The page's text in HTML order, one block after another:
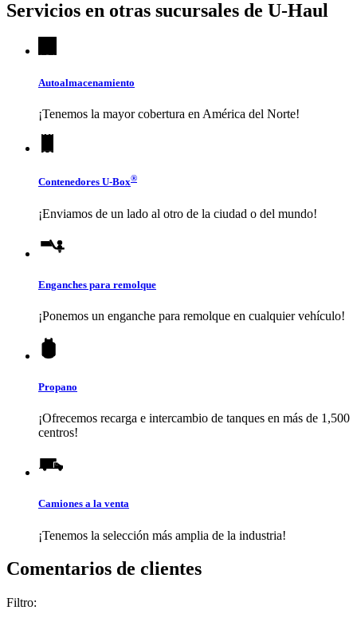
Servicios en otras sucursales de U-Haul
Autoalmacenamiento
¡Tenemos la mayor cobertura en América del Norte!
Contenedores U-Box®
¡Enviamos de un lado al otro de la ciudad o del mundo!
Enganches para remolque
¡Ponemos un enganche para remolque en cualquier vehículo!
Propano
¡Ofrecemos recarga e intercambio de tanques en más de 1,500
centros!
Camiones a la venta
¡Tenemos la selección más amplia de la industria!
Comentarios de clientes
Filtro: